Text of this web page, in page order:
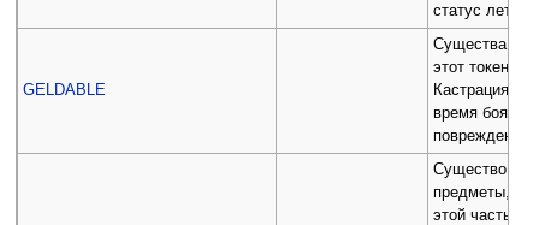
статус
GELDABLE
Существа,
этот токен,
Кастрация
время боя,
повреждена.
Существо
предметы, в
этой частью